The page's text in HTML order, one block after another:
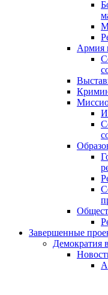
Армия
Завершенные
Демократия